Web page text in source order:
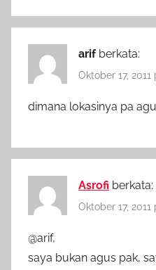
arif berkata:
Oktober 17,
dimana lokasinya pa
Asrofi berkata:
Oktober 17,
@arif,
saya bukan agus pak,